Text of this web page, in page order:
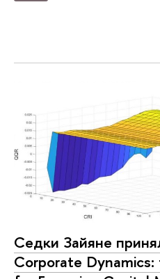
Седки Зайяне
Corporate